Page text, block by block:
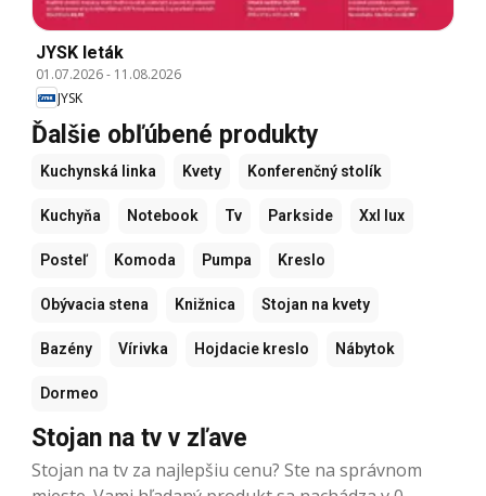
JYSK leták
01.07.2026- 11.08.2026
JYSK
Ďalšie obľúbené produkty
Kuchynská linka Kvety Konferenčný stolík
Kuchyňa Notebook Tv Parkside Xxl lux
Posteľ Komoda Pumpa Kreslo
Obývacia stena Knižnica Stojan na kvety
Bazény Vírivka Hojdacie kreslo Nábytok
Dormeo
Stojan na tv v zľave
Stojan na tv za najlepšiu cenu? Ste na správnom